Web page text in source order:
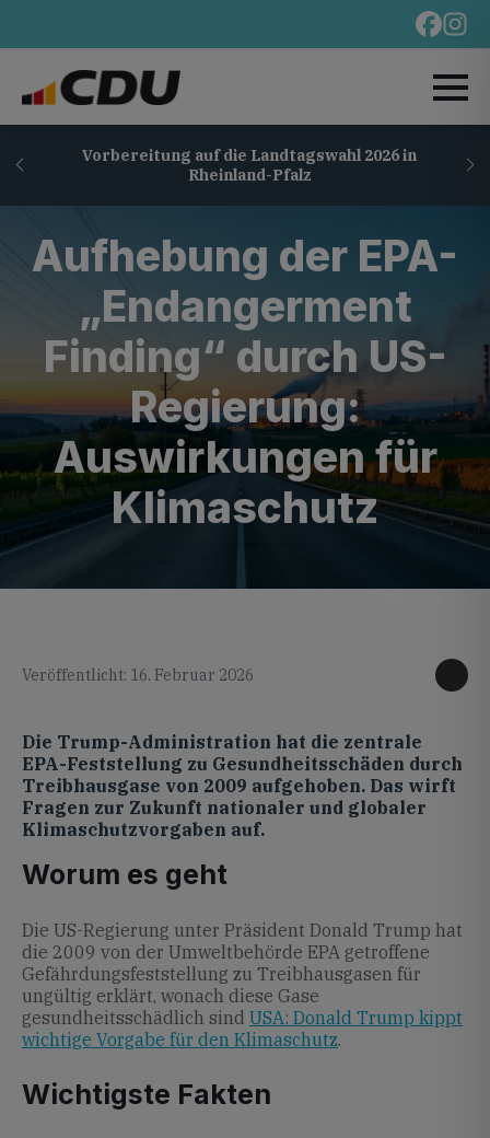
Vorbereitung auf die Landtagswahl 2026 in
Rheinland-Pfalz
Aufhebung der EPA-
„Endangerment
Finding“ durch US-
Regierung:
Auswirkungen für
Klimaschutz
Veröffentlicht: 16. Februar 2026
Die Trump-Administration hat die zentrale
EPA-Feststellung zu Gesundheitsschäden durch
Treibhausgase von 2009 aufgehoben. Das wirft
Fragen zur Zukunft nationaler und globaler
Klimaschutzvorgaben auf.
Worum es geht
Die US-Regierung unter Präsident Donald Trump hat
die 2009 von der Umweltbehörde EPA getroffene
Gefährdungsfeststellung zu Treibhausgasen für
ungültig erklärt, wonach diese Gase
gesundheitsschädlich sind USA: Donald Trump kippt
wichtige Vorgabe für den Klimaschutz.
Wichtigste Fakten